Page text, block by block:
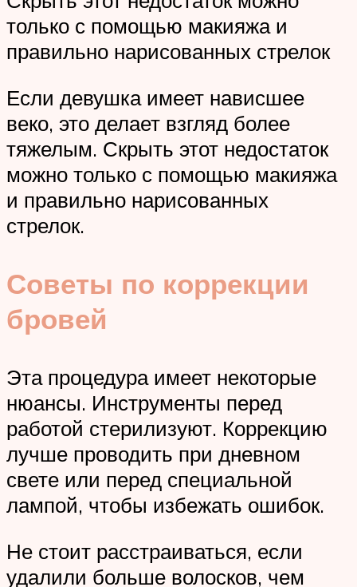
только с помощью макияжа и
правильно нарисованных стрелок
Если девушка имеет нависшее
веко, это делает взгляд более
тяжелым. Скрыть этот недостаток
можно только с помощью макияжа
и правильно нарисованных
стрелок.
Советы по коррекции
бровей
Эта процедура имеет некоторые
нюансы. Инструменты перед
работой стерилизуют. Коррекцию
лучше проводить при дневном
свете или перед специальной
лампой, чтобы избежать ошибок.
Не стоит расстраиваться, если
удалили больше волосков, чем